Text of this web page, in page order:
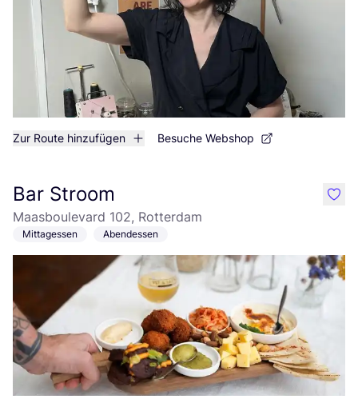
Zur Route hinzufügen Besuche Webshop
Bar Stroom
Maasboulevard 102, Rotterdam
Mittagessen Abendessen
like